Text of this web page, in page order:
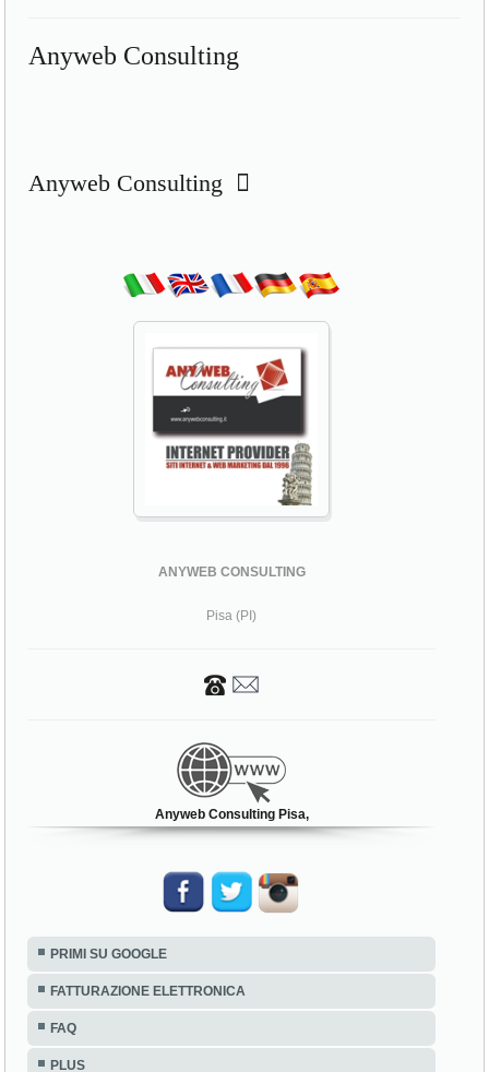
Anyweb Consulting
Anyweb Consulting
ANYWEB CONSULTING
Pisa (PI)
Anyweb Consulting Pisa,
PRIMI SU GOOGLE
FATTURAZIONE ELETTRONICA
FAQ
PLUS